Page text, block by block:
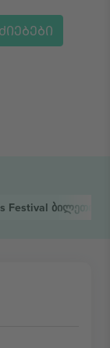
Festival ბილეთი